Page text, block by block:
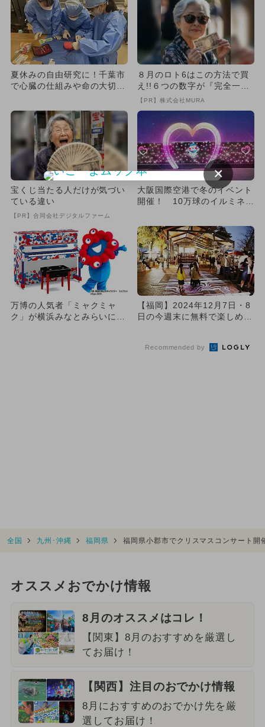
夏休みの自由研究に！千葉市
で心臓の仕組みや命の大切さ
８月のロト6はこの方法で買
え!!６つの数字が『完全一
致』する方法
【PR】株式会社MURA
宝くじ当たる人だけが気づい
ている違い
【PR】合同会社デジタルファーム
大阪国際空港で冬のイベント
開催！ 10万球のイルミネー
万博の人気者「ミャクミャ
ク」が横浜みなとみらいに登
【福岡】2024年12月7日・8
日の今週末に無料で楽しめる
Recommended by
全国 九州･沖縄 福岡県 福岡県小郡市でクリスマスコンサート
オススメおでかけ情報
8月のオススメはコレ！
【関東】8月のおすすめを厳選し
てお届け！
【関西】注目のおでかけ情報
8月におすすめのおでかけ先を厳
選してお届け！
×